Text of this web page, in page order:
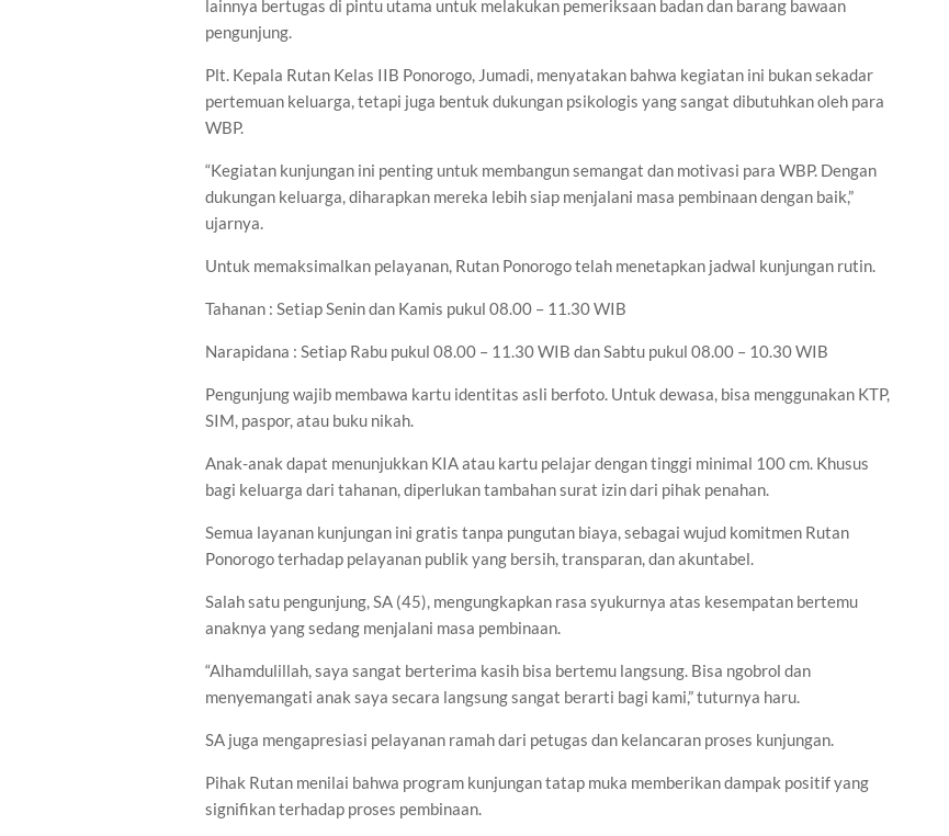
lainnya bertugas di pintu utama untuk melakukan pemeriksaan badan dan barang bawaan
pengunjung.
Plt. Kepala Rutan Kelas IIB Ponorogo, Jumadi, menyatakan bahwa kegiatan ini bukan sekadar
pertemuan keluarga, tetapi juga bentuk dukungan psikologis yang sangat dibutuhkan oleh para
WBP.
“Kegiatan kunjungan ini penting untuk membangun semangat dan motivasi para WBP. Dengan
dukungan keluarga, diharapkan mereka lebih siap menjalani masa pembinaan dengan baik,”
ujarnya.
Untuk memaksimalkan pelayanan, Rutan Ponorogo telah menetapkan jadwal kunjungan rutin.
Tahanan : Setiap Senin dan Kamis pukul 08.00 – 11.30 WIB
Narapidana : Setiap Rabu pukul 08.00 – 11.30 WIB dan Sabtu pukul 08.00 – 10.30 WIB
Pengunjung wajib membawa kartu identitas asli berfoto. Untuk dewasa, bisa menggunakan KTP,
SIM, paspor, atau buku nikah.
Anak-anak dapat menunjukkan KIA atau kartu pelajar dengan tinggi minimal 100 cm. Khusus
bagi keluarga dari tahanan, diperlukan tambahan surat izin dari pihak penahan.
Semua layanan kunjungan ini gratis tanpa pungutan biaya, sebagai wujud komitmen Rutan
Ponorogo terhadap pelayanan publik yang bersih, transparan, dan akuntabel.
Salah satu pengunjung, SA (45), mengungkapkan rasa syukurnya atas kesempatan bertemu
anaknya yang sedang menjalani masa pembinaan.
“Alhamdulillah, saya sangat berterima kasih bisa bertemu langsung. Bisa ngobrol dan
menyemangati anak saya secara langsung sangat berarti bagi kami,” tuturnya haru.
SA juga mengapresiasi pelayanan ramah dari petugas dan kelancaran proses kunjungan.
Pihak Rutan menilai bahwa program kunjungan tatap muka memberikan dampak positif yang
signifikan terhadap proses pembinaan.